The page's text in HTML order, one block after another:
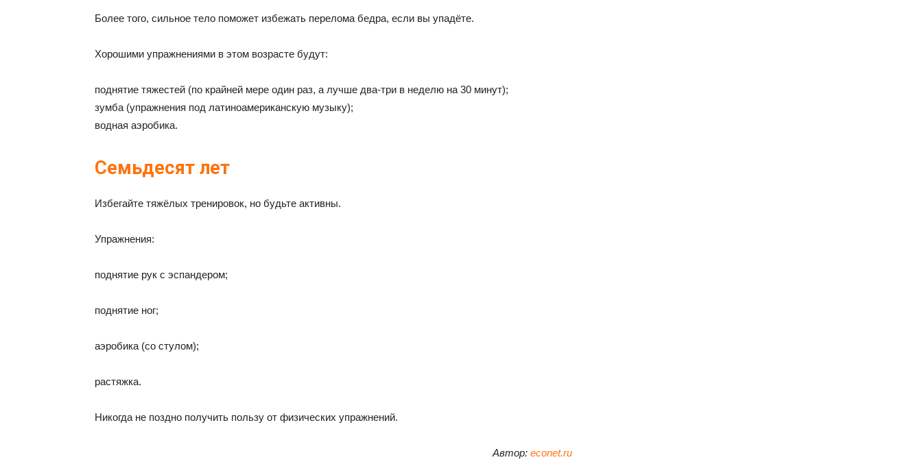
Более того, сильное тело поможет избежать перелома бедра, если вы упадёте.
Хорошими упражнениями в этом возрасте будут:
поднятие тяжестей (по крайней мере один раз, а лучше два-три в неделю на 30 минут);
зумба (упражнения под латиноамериканскую музыку);
водная аэробика.
Семьдесят лет
Избегайте тяжёлых тренировок, но будьте активны.
Упражнения:
поднятие рук с эспандером;
поднятие ног;
аэробика (со стулом);
растяжка.
Никогда не поздно получить пользу от физических упражнений.
Автор: econet.ru